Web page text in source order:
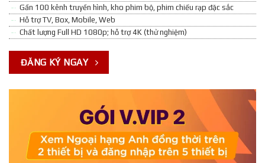
Gần 100 kênh truyền hình, kho phim bộ, phim chiếu rạp đặc sắc
Hỗ trợ TV, Box, Mobile, Web
Chất lượng Full HD 1080p; hỗ trợ 4K (thử nghiệm)
ĐĂNG KÝ NGAY